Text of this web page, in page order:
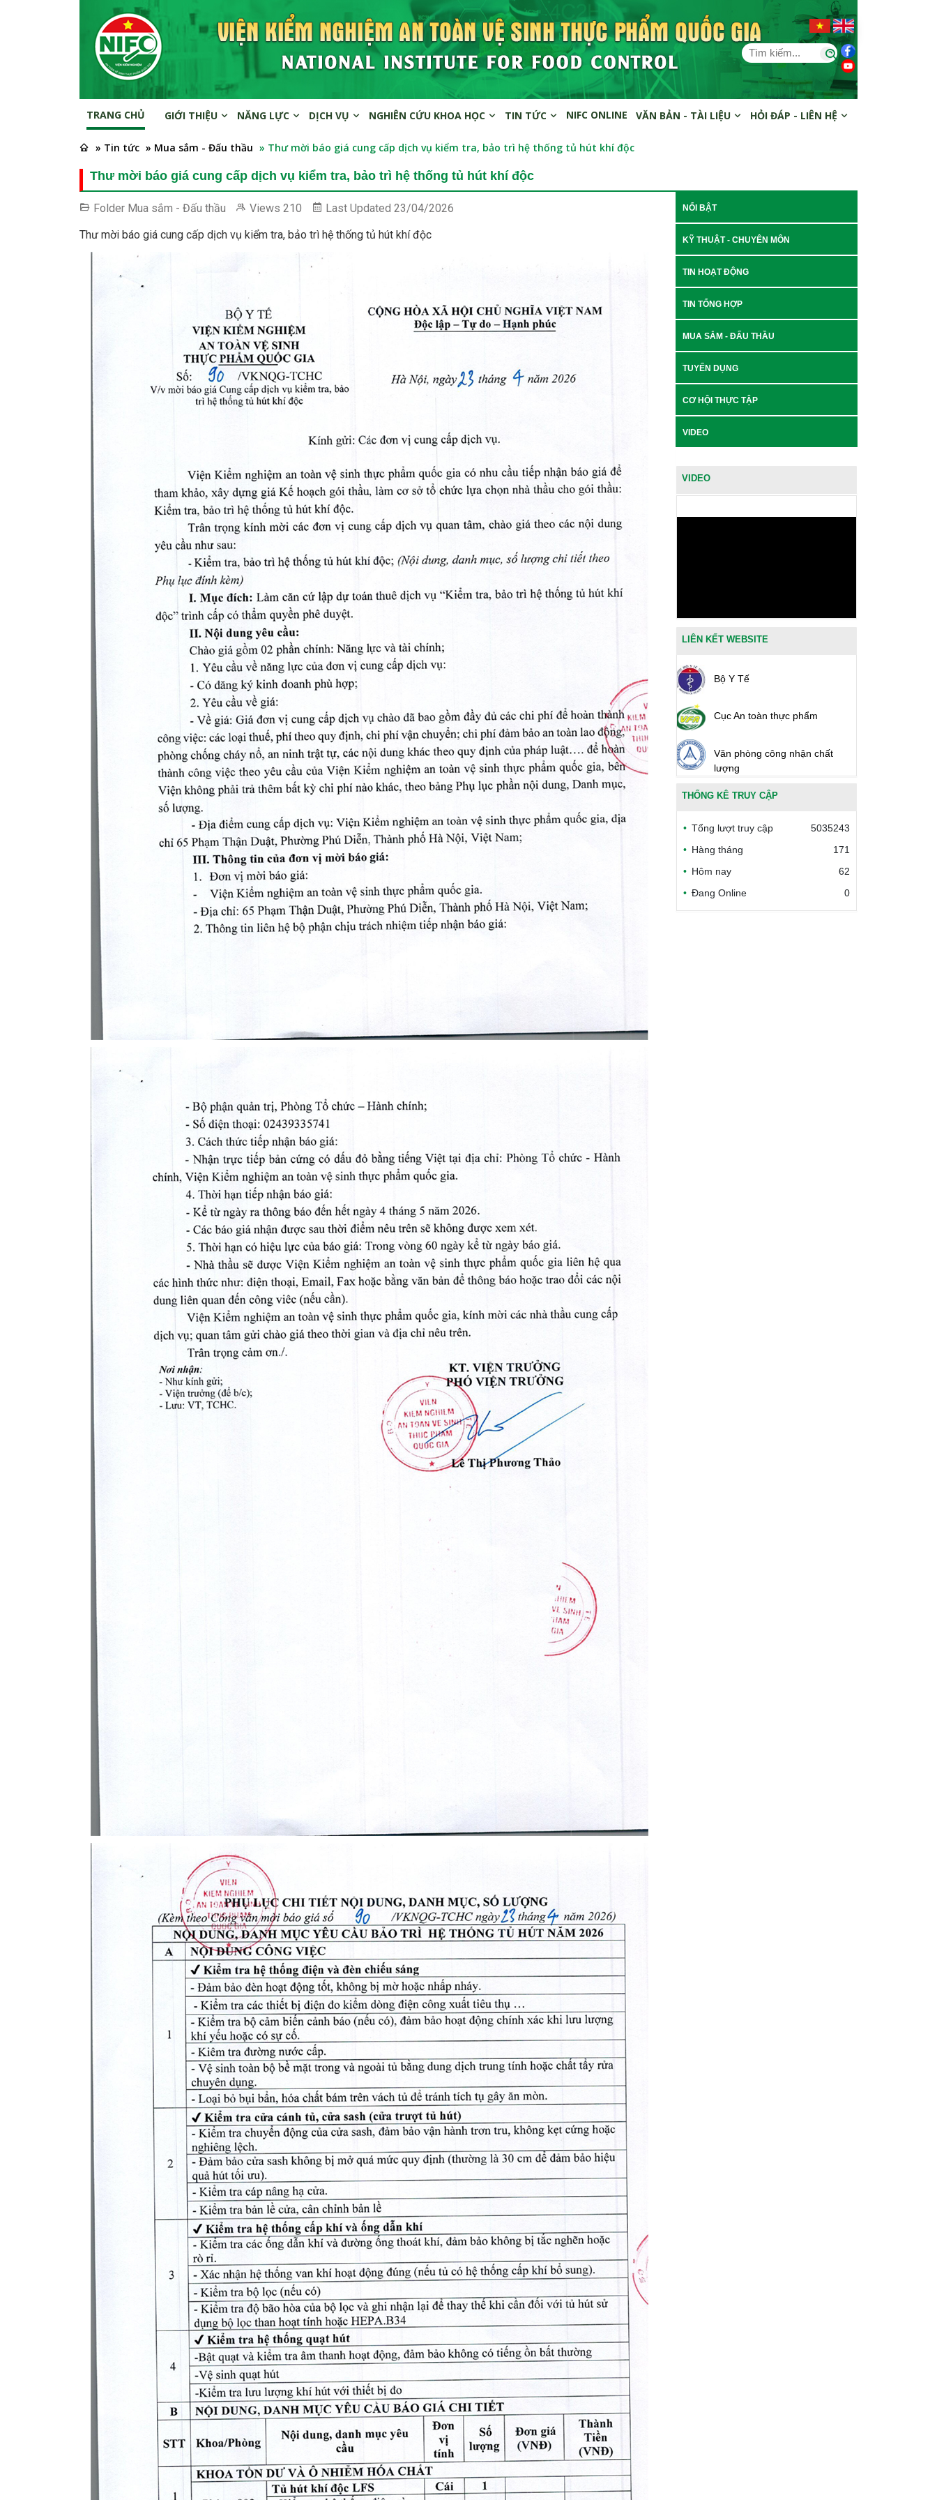
TRANG CHỦ GIỚI THIỆU NĂNG LỰC DỊCH VỤ NGHIÊN CỨU KHOA HỌC TIN TỨC NIFC ONLINE VĂN BẢN - TÀI LIỆU HỎI ĐÁP - LIÊN HỆ
» Tin tức » Mua sắm - Đấu thầu » Thư mời báo giá cung cấp dịch vụ kiểm tra, bảo trì hệ thống tủ hút khí độc
Thư mời báo giá cung cấp dịch vụ kiểm tra, bảo trì hệ thống tủ hút khí độc
Folder Mua sắm - Đấu thầu Views 210 Last Updated 23/04/2026
Thư mời báo giá cung cấp dịch vụ kiểm tra, bảo trì hệ thống tủ hút khí độc
NỔI BẬT
KỸ THUẬT - CHUYÊN MÔN
TIN HOẠT ĐỘNG
TIN TỔNG HỢP
MUA SẮM - ĐẤU THẦU
TUYỂN DỤNG
CƠ HỘI THỰC TẬP
VIDEO
VIDEO
LIÊN KẾT WEBSITE
Bộ Y Tế
Cục An toàn thực phẩm
Văn phòng công nhận chất
lượng
Bộ Công thương Việt Nam
Bộ Nông nghiệp và Môi trường
Công đoàn Y tế Việt Nam
Safe Food for Growth Project
THỐNG KÊ TRUY CẬP
Tổng lượt truy cập
5035243
Hàng tháng
171
Hôm nay
62
Đang Online
0